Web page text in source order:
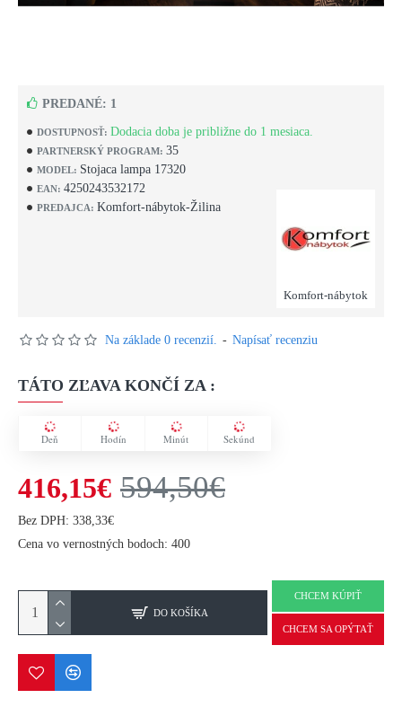
DOSTUPNOSŤ: Dodacia doba je približne do 1 mesiaca.
PARTNERSKÝ PROGRAM: 35
MODEL: Stojaca lampa 17320
EAN: 4250243532172
PREDAJCA: Komfort-nábytok-Žilina
Komfort-nábytok
PREDANÉ: 1
Na základe 0 recenzií. - Napísať recenziu
TÁTO ZĽAVA KONČÍ ZA :
Deň Hodín Minút Sekúnd
416,15€ 594,50€
Bez DPH: 338,33€
Cena vo vernostných bodoch: 400
DO KOŠÍKA
CHCEM KÚPIŤ
CHCEM SA OPÝTAŤ